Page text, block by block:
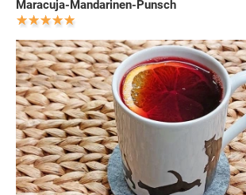
Maracuja-Mandarinen-Punsch